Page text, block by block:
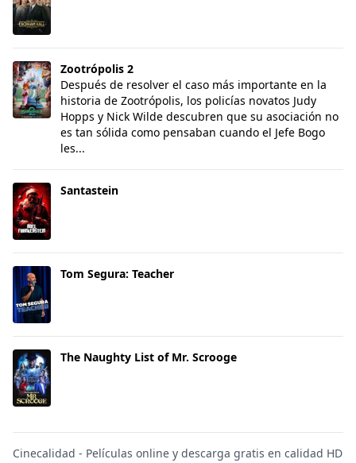
Zootrópolis 2
Zootrópolis 2
Después de resolver el caso más importante en la
historia de Zootrópolis, los policías novatos Judy
Hopps y Nick Wilde descubren que su asociación no
es tan sólida como pensaban cuando el Jefe Bogo
les...
Santastein
Santastein
Tom Segura: Teacher
Tom Segura: Teacher
The Naughty List of Mr. Scrooge
The Naughty List of Mr. Scrooge
Cinecalidad - Películas online y descarga gratis en calidad HD